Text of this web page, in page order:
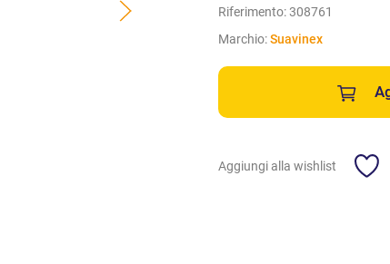
Riferimento:308761
Marchio:Suavinex
Aggiungi alla wishlist